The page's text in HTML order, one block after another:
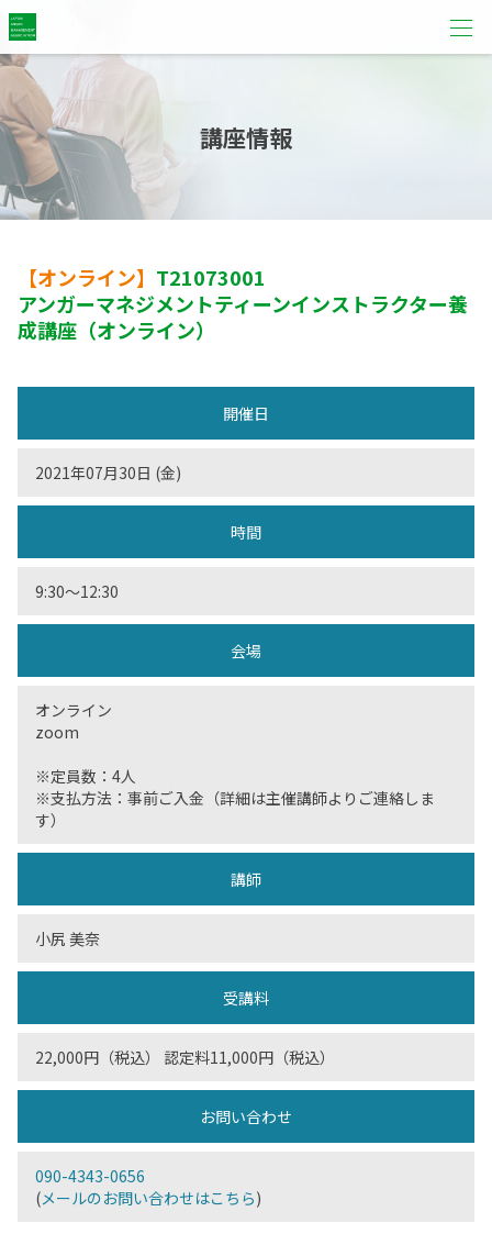
講座情報
【オンライン】 T21073001
アンガーマネジメントティーンインストラクター養
成講座（オンライン）
開催日
2021年07月30日 (金)
時間
9:30〜12:30
会場
オンライン
zoom
※定員数：4人
※支払方法：事前ご入金（詳細は主催講師よりご連絡しま
す）
講師
小尻 美奈
受講料
22,000円（税込） 認定料11,000円（税込）
お問い合わせ
090-4343-0656
(メールのお問い合わせはこちら)